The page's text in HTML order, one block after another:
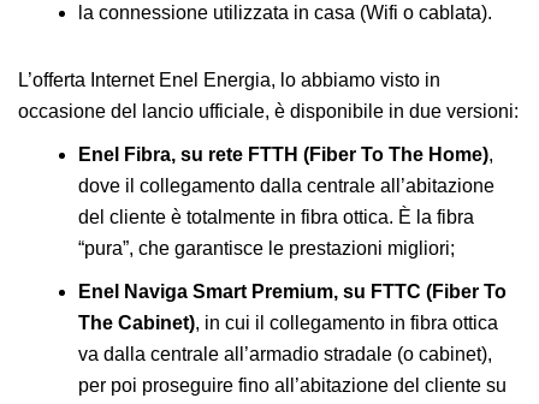
la connessione utilizzata in casa (Wifi o cablata).
L’offerta Internet Enel Energia, lo abbiamo visto in
occasione del lancio ufficiale, è disponibile in due versioni:
Enel Fibra, su rete FTTH (Fiber To The Home),
dove il collegamento dalla centrale all’abitazione
del cliente è totalmente in fibra ottica. È la fibra
“pura”, che garantisce le prestazioni migliori;
Enel Naviga Smart Premium, su FTTC (Fiber To
The Cabinet), in cui il collegamento in fibra ottica
va dalla centrale all’armadio stradale (o cabinet),
per poi proseguire fino all’abitazione del cliente su